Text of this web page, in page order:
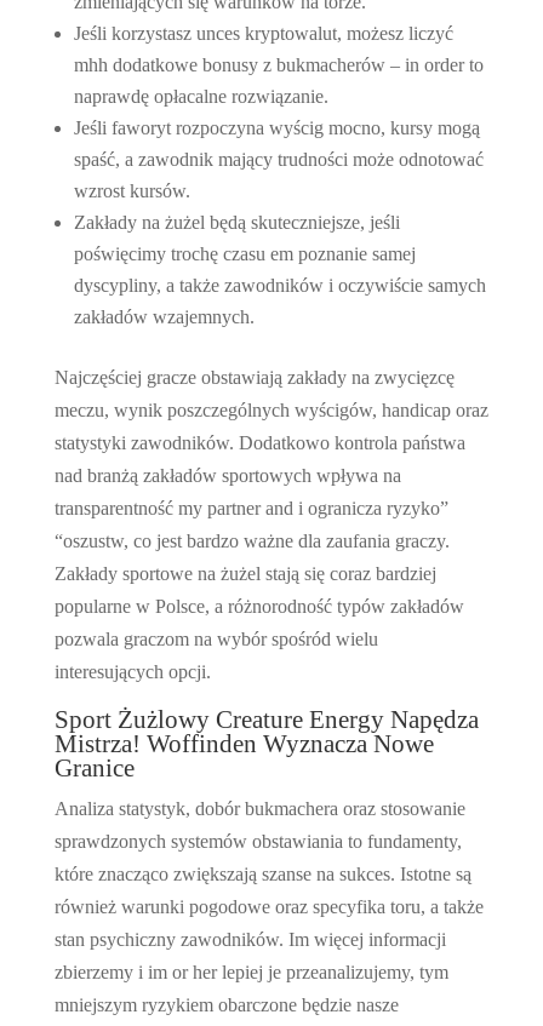
Jeśli korzystasz unces kryptowalut, możesz liczyć
mhh dodatkowe bonusy z bukmacherów – in order to
naprawdę opłacalne rozwiązanie.
Jeśli faworyt rozpoczyna wyścig mocno, kursy mogą
spaść, a zawodnik mający trudności może odnotować
wzrost kursów.
Zakłady na żużel będą skuteczniejsze, jeśli
poświęcimy trochę czasu em poznanie samej
dyscypliny, a także zawodników i oczywiście samych
zakładów wzajemnych.
Najczęściej gracze obstawiają zakłady na zwycięzcę
meczu, wynik poszczególnych wyścigów, handicap oraz
statystyki zawodników. Dodatkowo kontrola państwa
nad branżą zakładów sportowych wpływa na
transparentność my partner and i ogranicza ryzyko”
“oszustw, co jest bardzo ważne dla zaufania graczy.
Zakłady sportowe na żużel stają się coraz bardziej
popularne w Polsce, a różnorodność typów zakładów
pozwala graczom na wybór spośród wielu
interesujących opcji.
Sport Żużlowy Creature Energy Napędza
Mistrza! Woffinden Wyznacza Nowe
Granice
Analiza statystyk, dobór bukmachera oraz stosowanie
sprawdzonych systemów obstawiania to fundamenty,
które znacząco zwiększają szanse na sukces. Istotne są
również warunki pogodowe oraz specyfika toru, a także
stan psychiczny zawodników. Im więcej informacji
zbierzemy i im or her lepiej je przeanalizujemy, tym
mniejszym ryzykiem obarczone będzie nasze